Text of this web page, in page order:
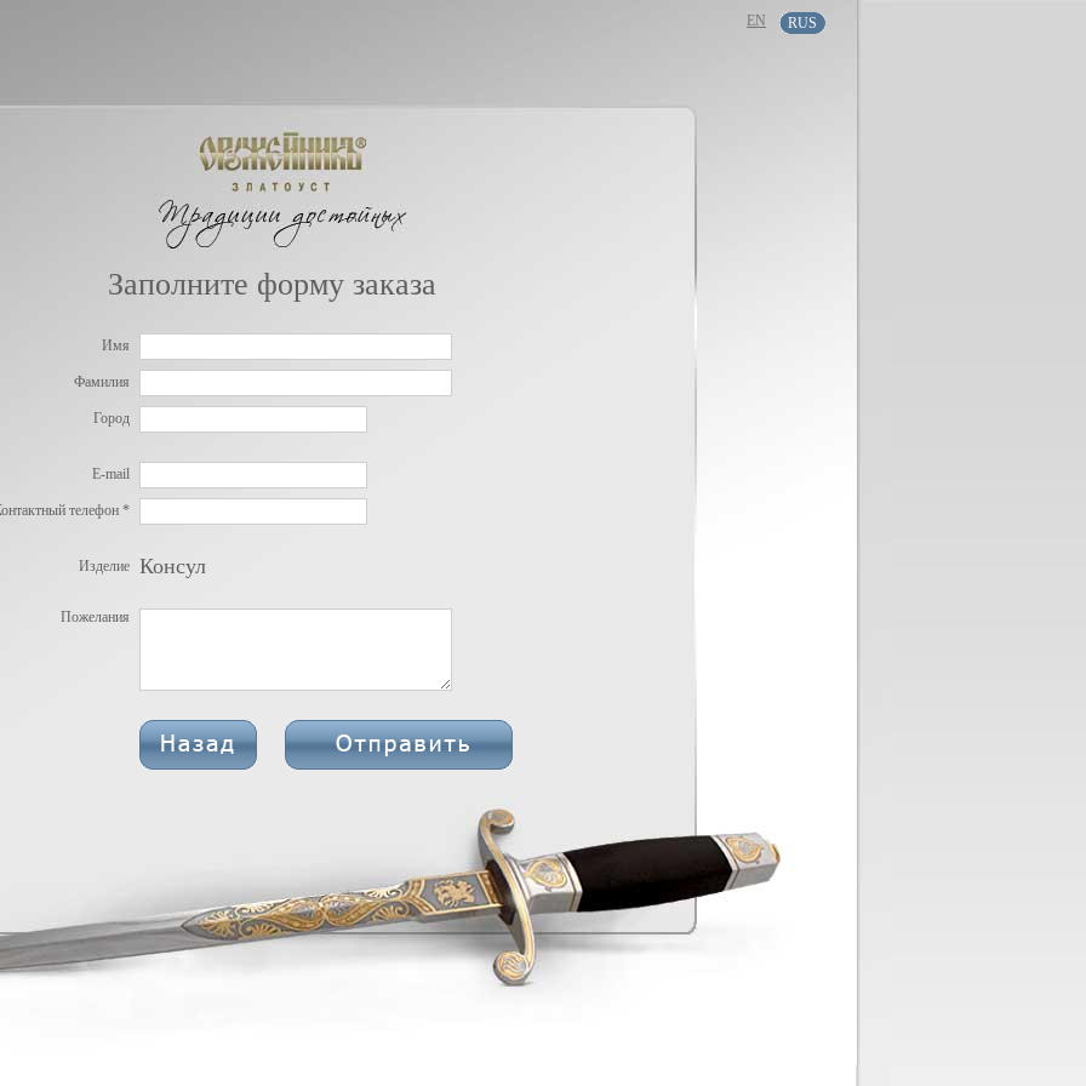
RUS
EN
Заполните форму заказа
Имя
Фамилия
Город
E-mail
телефон *
Изделие Консул
Пожелания